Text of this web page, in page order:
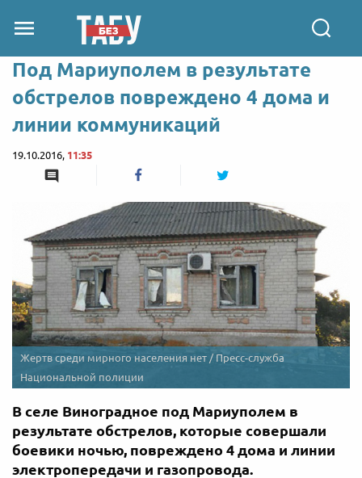
Под Мариуполем в результате
обстрелов повреждено 4 дома и
линии коммуникаций
19.10.2016, 11:35
Жертв среди мирного населения нет / Пресс-служба
Национальной полиции
В селе Виноградное под Мариуполем в
результате обстрелов, которые совершали
боевики ночью, повреждено 4 дома и линии
электропередачи и газопровода.